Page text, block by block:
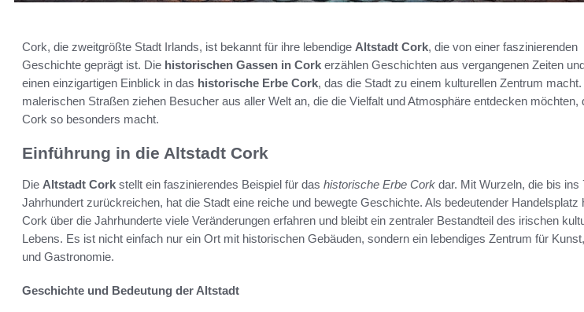
Cork, die zweitgrößte Stadt Irlands, ist bekannt für ihre lebendige Altstadt Cork, die von einer faszinierenden
Geschichte geprägt ist. Die historischen Gassen in Cork erzählen Geschichten aus vergangenen Zeiten
einen einzigartigen Einblick in das historische Erbe Cork, das die Stadt zu einem kulturellen Zentrum
malerischen Straßen ziehen Besucher aus aller Welt an, die die Vielfalt und Atmosphäre entdecken möchten,
Cork so besonders macht.
Einführung in die Altstadt Cork
Die Altstadt Cork stellt ein faszinierendes Beispiel für das historische Erbe Cork dar. Mit Wurzeln, die bis ins
Jahrhundert zurückreichen, hat die Stadt eine reiche und bewegte Geschichte. Als bedeutender Handelsplatz
Cork über die Jahrhunderte viele Veränderungen erfahren und bleibt ein zentraler Bestandteil des irischen
Lebens. Es ist nicht einfach nur ein Ort mit historischen Gebäuden, sondern ein lebendiges Zentrum für
und Gastronomie.
Geschichte und Bedeutung der Altstadt